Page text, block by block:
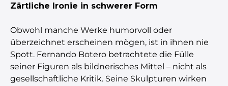
Zärtliche Ironie in schwerer Form
Obwohl manche Werke humorvoll oder
überzeichnet erscheinen mögen, ist in ihnen nie
Spott. Fernando Botero betrachtete die Fülle
seiner Figuren als bildnerisches Mittel – nicht als
gesellschaftliche Kritik. Seine Skulpturen wirken